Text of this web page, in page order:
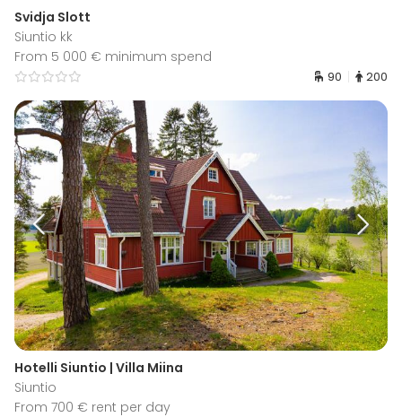
Svidja Slott
Siuntio kk
From 5 000 € minimum spend
90 200
Hotelli Siuntio | Villa Miina
Siuntio
From 700 € rent per day